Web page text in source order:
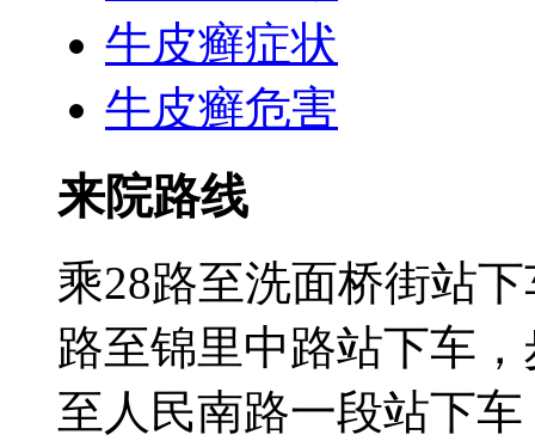
牛皮癣症状
牛皮癣危害
来院路线
乘28路至洗面桥街站
路至锦里中路站下车
至人民南路一段站下